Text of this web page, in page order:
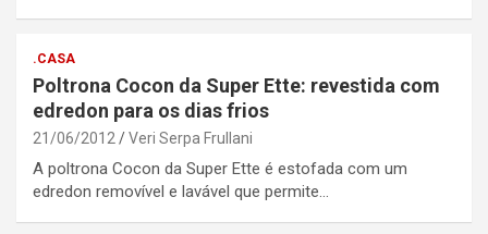
.CASA
Poltrona Cocon da Super Ette: revestida com
edredon para os dias frios
21/06/2012 Veri Serpa Frullani
A poltrona Cocon da Super Ette é estofada com um
edredon removível e lavável que permite…